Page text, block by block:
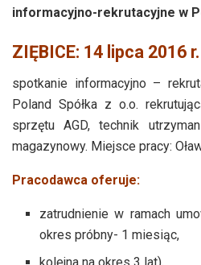
informacyjno-rekrutacyjne w
ZIĘBICE: 14 lipca 2016
spotkanie informacyjno –
Poland Spółka z o.o.
sprzętu AGD, technik
magazynowy. Miejsce pracy:
Pracodawca oferuje:
zatrudnienie w ramach
okres próbny- 1 miesiąc,